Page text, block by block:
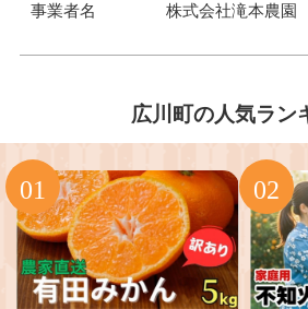
事業者名 株式会社滝本農園
広川町の人気ラン